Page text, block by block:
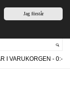
Jag förstår
I VARUKORGEN - 0:-